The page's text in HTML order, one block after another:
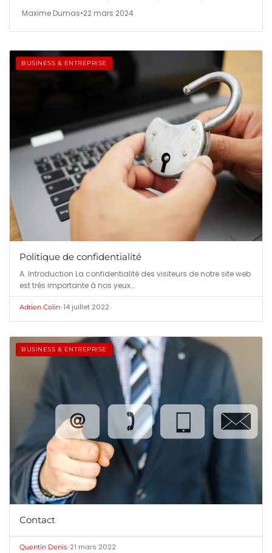
Maxime Dumas•22 mars 2024
BUSINESS & ENTREPRISE
Politique de confidentialité
A. Introduction La confidentialité des visiteurs de notre site web
est très importante à nos yeux…
Adrien Colin•14 juillet 2022
BUSINESS & ENTREPRISE
Contact
Quentin Denis•21 mars 2022